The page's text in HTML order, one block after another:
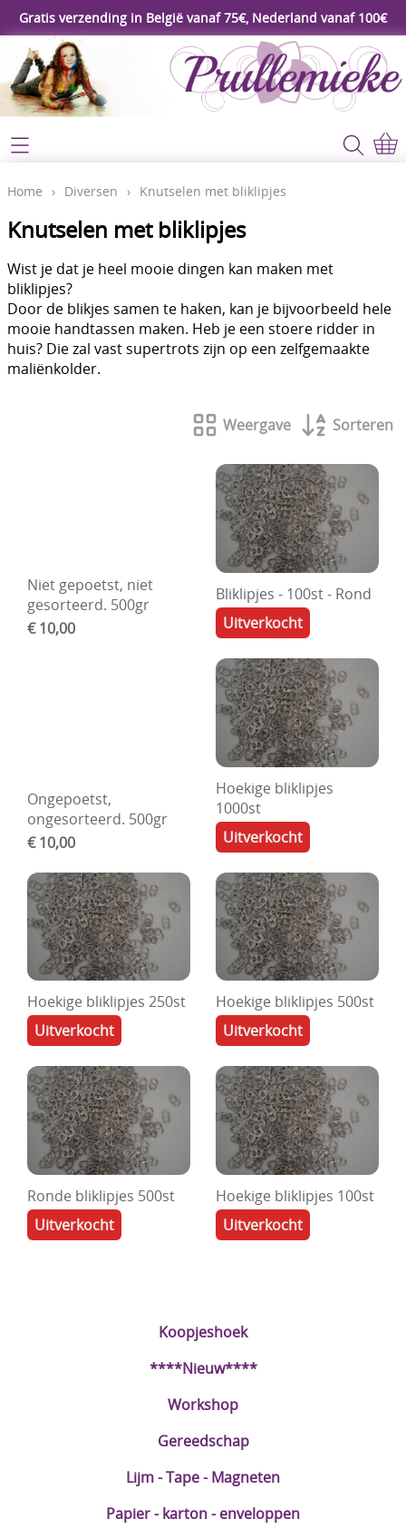
Gratis verzending in België vanaf 75€, Nederland vanaf 100€
Webshop
Koopjeshoek
****Nieuw****
Workshop
Gereedschap
Lijm - Tape - Magneten
Papier - karton - enveloppen
Haken - Vilt
Basis
Bloemen uit crêpepapier of chenille
Diversen
DIY Kits
Merken
Voor de kids
Straffe Combo's!!
Home
Contact
Mijn account
Video's
Blog
Koopjeshoek
****Nieuw****
Workshop
Gereedschap
Lijm - Tape - Magneten
Papier - karton - enveloppen
Home › Diversen › Knutselen met bliklipjes
Knutselen met bliklipjes
Wist je dat je heel mooie dingen kan maken met
bliklipjes?
Door de blikjes samen te haken, kan je bijvoorbeeld hele
mooie handtassen maken. Heb je een stoere ridder in
huis? Die zal vast supertrots zijn op een zelfgemaakte
maliënkolder.
Weergave Sorteren
Niet gepoetst, niet
gesorteerd. 500gr
€ 10,00
Bliklipjes - 100st - Rond
Uitverkocht
Ongepoetst,
ongesorteerd. 500gr
€ 10,00
Hoekige bliklipjes
1000st
Uitverkocht
Hoekige bliklipjes 250st
Uitverkocht
Hoekige bliklipjes 500st
Uitverkocht
Ronde bliklipjes 500st
Uitverkocht
Hoekige bliklipjes 100st
Uitverkocht